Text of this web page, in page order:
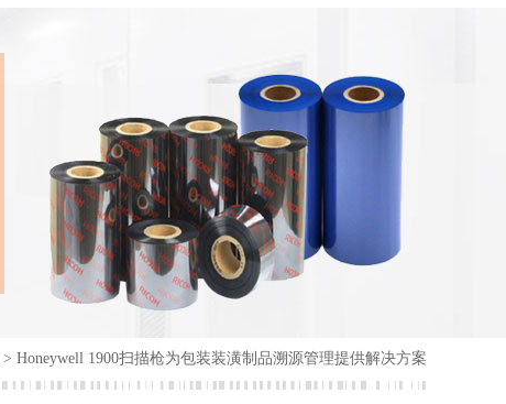
> Honeywell 1900扫描枪为包装装潢制品溯源管理提供解决方案